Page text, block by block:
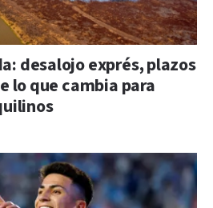
desalojo exprés, plazos
lo que cambia para